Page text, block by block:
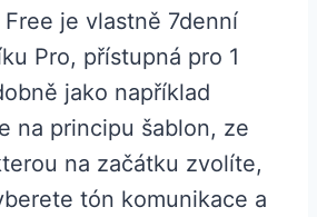
je vlastně 7denní
Pro, přístupná pro 1
jako například
na principu šablon, ze
na začátku zvolíte,
tón komunikace a